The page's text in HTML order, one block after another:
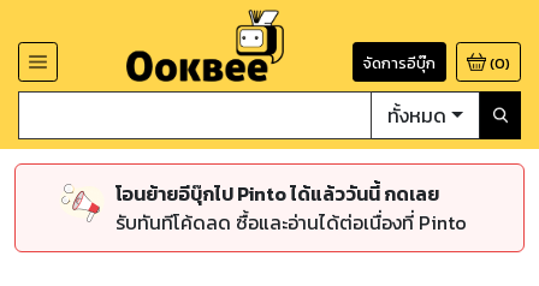
จัดการอีบุ๊ก (0)
ทั้งหมด
โอนย้ายอีบุ๊กไป Pinto ได้แล้ววันนี้ กดเลย
รับทันทีโค้ดลด ซื้อและอ่านได้ต่อเนื่องที่ Pinto